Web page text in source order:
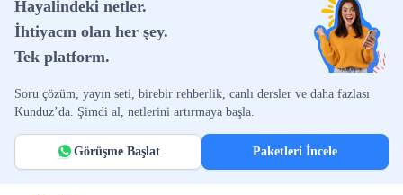
Hayalindeki netler.
İhtiyacın olan her şey.
Tek platform.
Soru çözüm, yayın seti, birebir rehberlik, canlı dersler ve daha fazlası
Kunduz’da. Şimdi al, netlerini artırmaya başla.
Görüşme Başlat Paketleri İncele